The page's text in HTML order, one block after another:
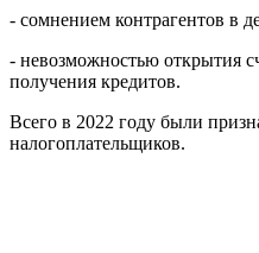
- сомнением контрагентов в
- невозможностью открытия
получения кредитов.
Всего в 2022 году были
налогоплательщиков.